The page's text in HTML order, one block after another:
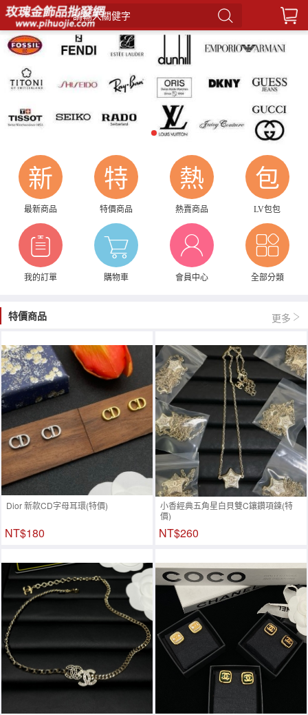
請輸入關健字
新
最新商品
特
特價商品
熱
熱賣商品
包
LV包包
我的訂單 購物車 會員中心 全部分類
特價商品 更多
Dior 新款CD字母耳環(特價)
NT$180
小香經典五角星白貝雙C鑲鑽項鍊(特
價)
NT$260